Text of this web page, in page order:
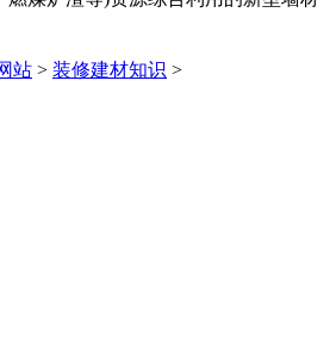
站 > 装修建材知识 >